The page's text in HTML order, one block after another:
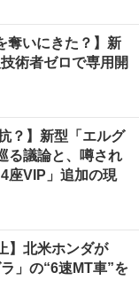
奪いにきた？】新
術者ゼロで専用開
？】新型「エルグ
る議論と、噂され
座VIP」追加の現
】北米ホンダが
」の“6速MT車”を